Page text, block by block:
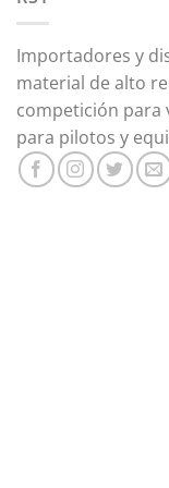
Importadores y
material de alto
competición para
para pilotos y